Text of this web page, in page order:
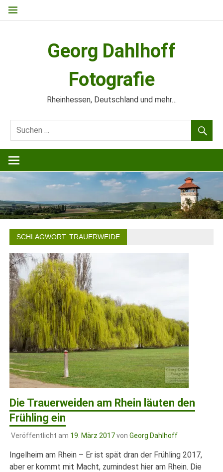
Zum
Georg Dahlhoff
Fotografie
Rheinhessen, Deutschland und mehr…
SCHLAGWORT:TRAUERWEIDE
Die Trauerweiden am Rhein läuten den
Frühling ein
Veröffentlicht am 19. März 2017von Georg Dahlhoff
Ingelheim am Rhein – Er ist spät dran der Frühling 2017,
aber er kommt mit Macht, zumindest hier am Rhein. Die